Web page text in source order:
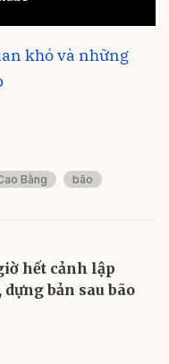
khó và những
Bằng bão
hết cảnh lập
bản sau bão